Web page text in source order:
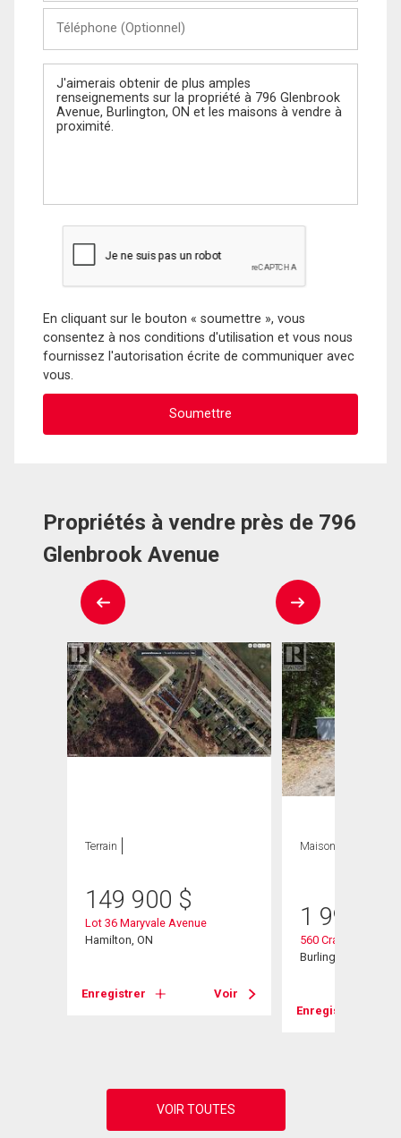
(Optionnel)
Message
En cliquant sur le bouton « soumettre », vous
consentez à nos conditions d'utilisation et vous nous
fournissez l'autorisation écrite de communiquer avec
vous.
Propriétés à vendre près de 796
Glenbrook Avenue
Terrain
149 900 $
Lot 36 Maryvale Avenue
Hamilton, ON
Enregistrer Voir
Maison
1 999
560 Crane Court
Burlington, ON
Enregistrer